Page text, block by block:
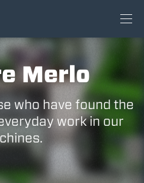
Merlo
who have found the
work in our